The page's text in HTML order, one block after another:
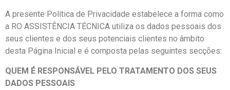
A presente Política de Privacidade estabelece a forma como
a RO ASSISTÊNCIA TÉCNICA utiliza os dados pessoais dos
seus clientes e dos seus potenciais clientes no âmbito
desta Página Inicial e é composta pelas seguintes secções:
QUEM É RESPONSÁVEL PELO TRATAMENTO DOS SEUS
DADOS PESSOAIS